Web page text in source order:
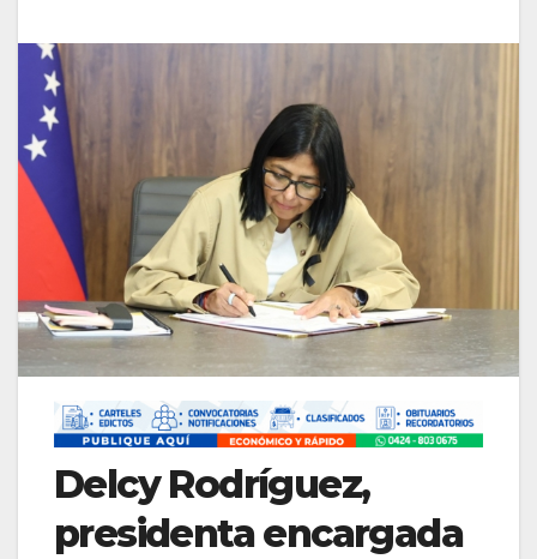
Delcy Rodríguez,
presidenta encargada